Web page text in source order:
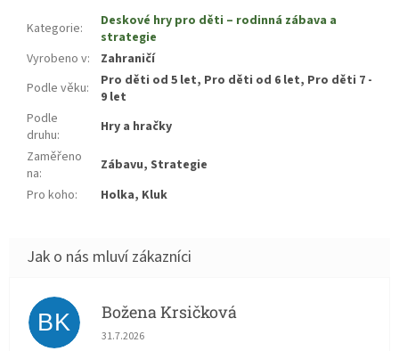
Kategorie:
Deskové hry pro děti – rodinná zábava a
strategie
Vyrobeno v:
Zahraničí
Podle věku:
Pro děti od 5 let, Pro děti od 6 let, Pro děti 7 -
9 let
Podle
druhu:
Hry a hračky
Zaměřeno
na:
Zábavu, Strategie
Pro koho: Holka, Kluk
BK Božena Krsičková
Hodnocení obchodu je 5 z 5 hvězdiček.
31.7.2026